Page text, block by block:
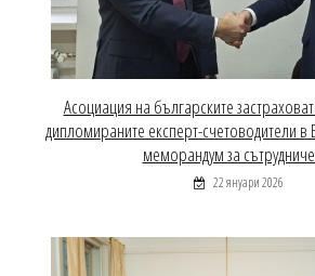
Асоциация на българските
дипломираните експерт-счетоводители в
меморандум за
22 януари 2026